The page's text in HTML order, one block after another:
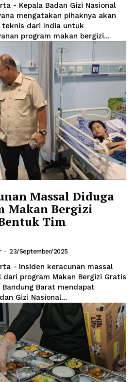
- Kepala Badan Gizi Nasional
mengatakan pihaknya akan
dari India untuk
program makan bergizi...
Massal Diduga
Makan Bergizi
Tim
- 23/September/2025
- Insiden keracunan massal
program Makan Bergizi Gratis
Bandung Barat mendapat
Gizi Nasional...